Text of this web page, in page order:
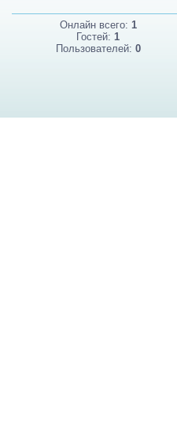
Онлайн всего: 1
Гостей:1
Пользователей: 0